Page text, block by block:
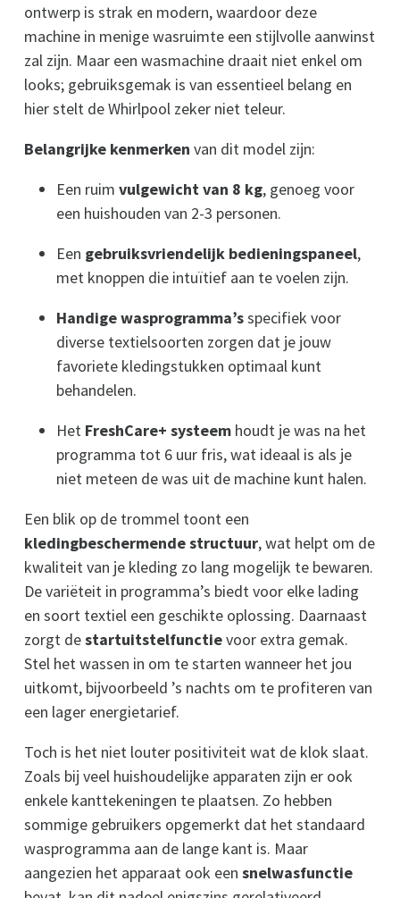
ontwerp is strak en modern, waardoor deze
machine in menige wasruimte een stijlvolle aanwinst
zal zijn. Maar een wasmachine draait niet enkel om
looks; gebruiksgemak is van essentieel belang en
hier stelt de Whirlpool zeker niet teleur.
Belangrijke kenmerken van dit model zijn:
Een ruim vulgewicht van 8 kg, genoeg voor
een huishouden van 2-3 personen.
Een gebruiksvriendelijk bedieningspaneel,
met knoppen die intuïtief aan te voelen zijn.
Handige wasprogramma’sspecifiek voor
diverse textielsoorten zorgen dat je jouw
favoriete kledingstukken optimaal kunt
behandelen.
Het FreshCare+ systeem houdt je was na het
programma tot 6 uur fris, wat ideaal is als je
niet meteen de was uit de machine kunt halen.
Een blik op de trommel toont een
kledingbeschermende structuur, wat helpt om de
kwaliteit van je kleding zo lang mogelijk te bewaren.
De variëteit in programma’s biedt voor elke lading
en soort textiel een geschikte oplossing. Daarnaast
zorgt destartuitstelfunctievoor extra gemak.
Stel het wassen in om te starten wanneer het jou
uitkomt, bijvoorbeeld ’s nachts om te profiteren van
een lager energietarief.
Toch is het niet louter positiviteit wat de klok slaat.
Zoals bij veel huishoudelijke apparaten zijn er ook
enkele kanttekeningen te plaatsen. Zo hebben
sommige gebruikers opgemerkt dat het standaard
wasprogramma aan de lange kant is. Maar
aangezien het apparaat ook een snelwasfunctie